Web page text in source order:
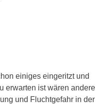
einiges eingeritzt und
erwarten ist wären andere
und Fluchtgefahr in der